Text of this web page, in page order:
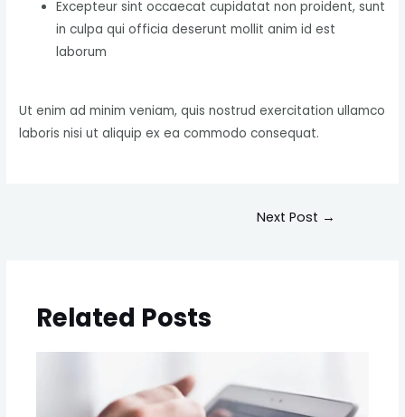
Excepteur sint occaecat cupidatat non proident, sunt
in culpa qui officia deserunt mollit anim id est
laborum
Ut enim ad minim veniam, quis nostrud exercitation ullamco
laboris nisi ut aliquip ex ea commodo consequat.
Next Post →
Related Posts